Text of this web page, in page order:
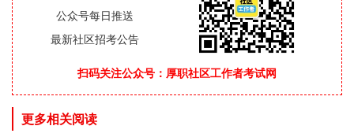
公众号每日推送
最新社区招考公告
扫码关注公众号：厚职社区工作者考试网
更多相关阅读